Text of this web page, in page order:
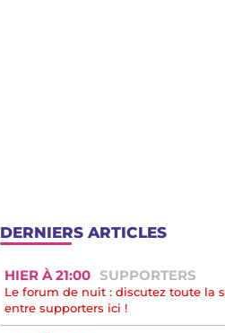
DERNIERS ARTICLES
HIER À 21:00 SUPPORTERS
Le forum de nuit : discutez toute la
entre supporters ici !